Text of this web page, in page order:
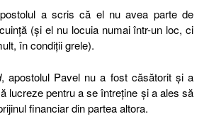
a scris că el nu avea parte de
(și el nu locuia numai într-un loc, ci
în condiții grele).
, apostolul Pavel nu a fost căsătorit și a
lucreze pentru a se întreține și a ales să
financiar din partea altora.